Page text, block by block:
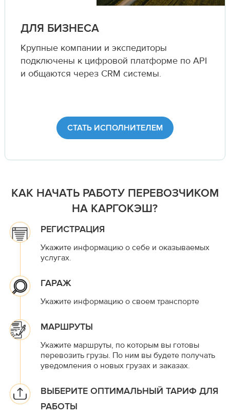
ДЛЯ БИЗНЕСА
Крупные компании и экспедиторы
подключены к цифровой платформе по API
и общаются через CRM системы.
СТАТЬ ИСПОЛНИТЕЛЕМ
КАК НАЧАТЬ РАБОТУ ПЕРЕВОЗЧИКОМ
НА КАРГОКЭШ?
РЕГИСТРАЦИЯ
Укажите информацию о себе и оказываемых
услугах.
ГАРАЖ
Укажите информацию о своем транспорте
МАРШРУТЫ
Укажите маршруты, по которым вы готовы
перевозить грузы. По ним вы будете получать
уведомления о новых грузах и заказах.
ВЫБЕРИТЕ ОПТИМАЛЬНЫЙ ТАРИФ ДЛЯ
РАБОТЫ